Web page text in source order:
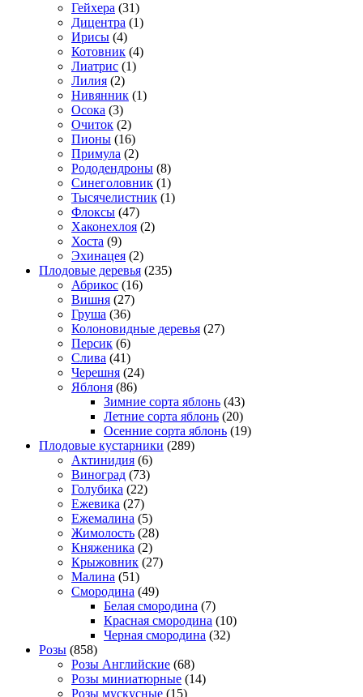
Гейхера (31)
Дицентра (1)
Ирисы (4)
Котовник (4)
Лиатрис (1)
Лилия (2)
Нивянник (1)
Осока (3)
Очиток (2)
Пионы (16)
Примула (2)
Рододендроны (8)
Синеголовник (1)
Тысячелистник (1)
Флоксы (47)
Хаконехлоя (2)
Хоста (9)
Эхинацея (2)
Плодовые деревья (235)
Абрикос (16)
Вишня (27)
Груша (36)
Колоновидные деревья (27)
Персик (6)
Слива (41)
Черешня (24)
Яблоня (86)
Зимние сорта яблонь (43)
Летние сорта яблонь (20)
Осенние сорта яблонь (19)
Плодовые кустарники (289)
Актинидия (6)
Виноград (73)
Голубика (22)
Ежевика (27)
Ежемалина (5)
Жимолость (28)
Княженика (2)
Крыжовник (27)
Малина (51)
Смородина (49)
Белая смородина (7)
Красная смородина (10)
Черная смородина (32)
Розы (858)
Розы Английские (68)
Розы миниатюрные (14)
Розы мускусные (15)